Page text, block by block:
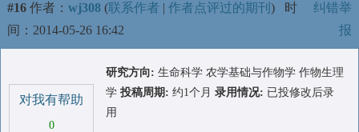
#16 作者： wj308 (联系作者 | 作者点评过的期刊 ) 时
间：2014-05-26 16:42
纠错举
报
对我有帮助
0
研究方向: 生命科学 农学基础与作物学 作物生理
学 投稿周期: 约1个月 录用情况: 已投修改后录
用